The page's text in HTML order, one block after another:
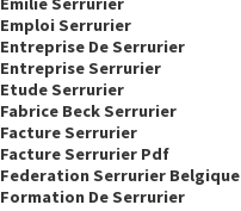
Emploi Serrurier
Entreprise De Serrurier
Entreprise Serrurier
Etude Serrurier
Fabrice Beck Serrurier
Facture Serrurier
Facture Serrurier Pdf
Federation Serrurier Belgique
Formation De Serrurier